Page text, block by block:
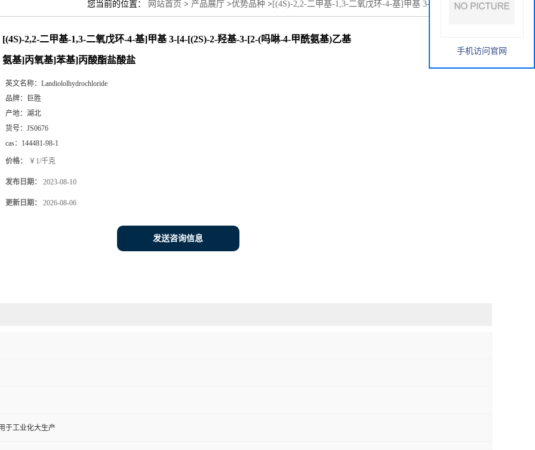
您当前的位置： 网站首页 > 产品展厅 >优势品种 >[(4S)-2,2-二甲基-1,3-二氧戊环-4-基]甲基 3-[4-[(2S)-2-羟
[(4S)-2,2-二甲基-1,3-二氧戊环-4-基]甲基 3-[4-[(2S)-2-羟基-3-[2-(吗啉-4-甲酰氨基)乙基
氨基]丙氧基]苯基]丙酸酯盐酸盐
英文名称： Landiololhydrochloride
品牌：
巨胜
产地： 湖北
货号： JS0676
cas： 144481-98-1
价格： ￥1/千克
发布日期： 2023-08-10
更新日期： 2026-08-06
发送咨询信息
于工业化大生产
手机访问官网